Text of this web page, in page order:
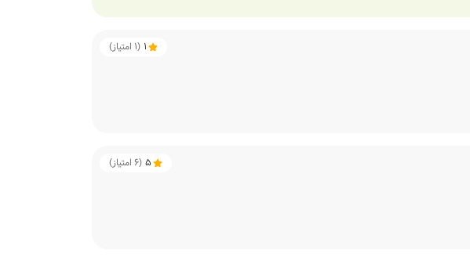
1
(
1 امتیاز)
5
(
6 امتیاز)